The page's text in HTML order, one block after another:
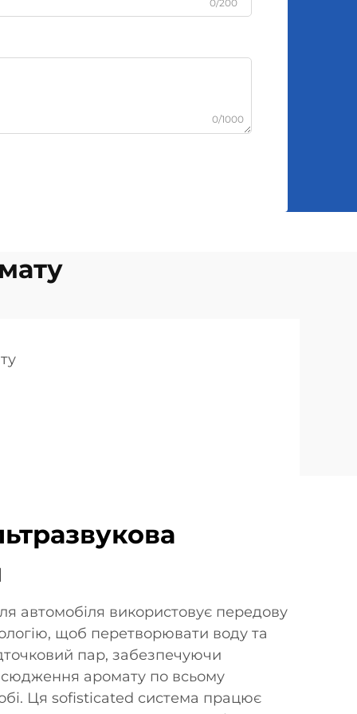
0/200
0/1000
автомобіля використовує передову
щоб перетворювати воду та
пар, забезпечуючи
аромату по всьому
Ця sofisticated система працює